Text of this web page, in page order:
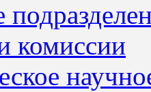
комиссии